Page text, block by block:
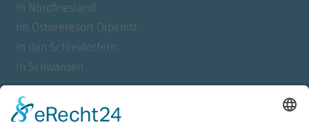
In Nordfriesland
Im Ostseeresort Olpenitz
In den Schleidörfern
In Schwansen
Für Allergiker